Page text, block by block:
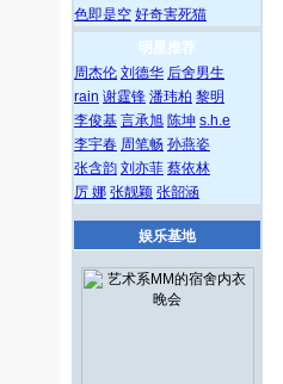
色即是空 好奇害死猫
明星推荐
周杰伦 刘德华 后舍男生
rain 谢霆锋 潘玮柏 黎明
李俊基 言承旭 陈坤 s.h.e
李宇春 周笔畅 孙燕姿
张含韵 刘亦菲 蔡依林
厉 娜 张靓颖 张韶涵
娱乐基地